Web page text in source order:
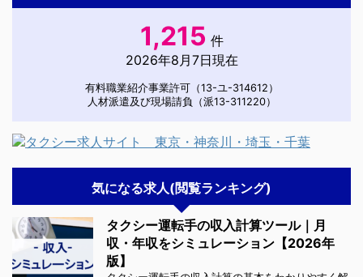
1,215 件
2026年8月7日現在
有料職業紹介事業許可（13-ユ-314612）
人材派遣及び現場請負（派13-311220）
気になる求人(閲覧ランキング)
タクシー運転手の収入計算ツール｜月
収・年収をシミュレーション【2026年
版】